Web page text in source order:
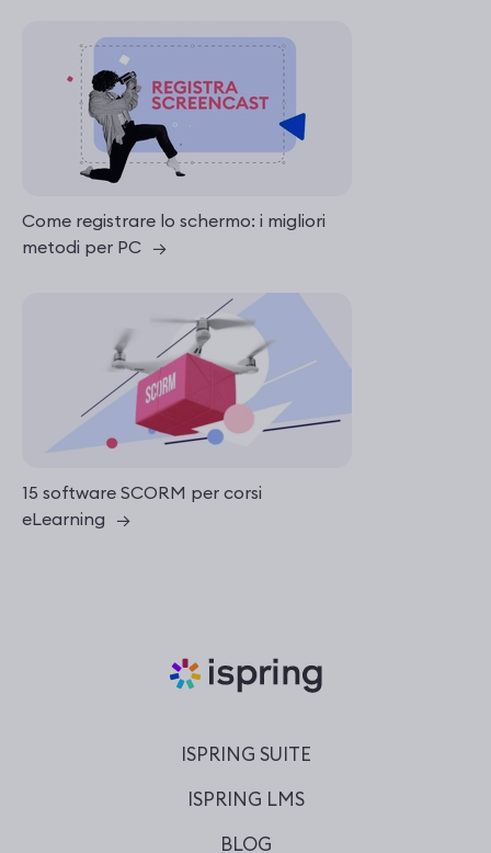
Come registrare lo schermo: i migliori
metodi per PC →
15 software SCORM per corsi
eLearning →
ISPRING SUITE
ISPRING LMS
BLOG